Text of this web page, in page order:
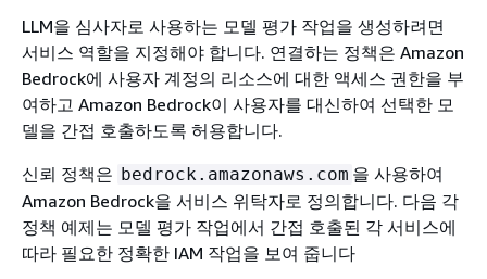
LLM을 심사자로 사용하는 모델 평가 작업을 생성하려면
서비스 역할을 지정해야 합니다. 연결하는 정책은 Amazon
Bedrock에 사용자 계정의 리소스에 대한 액세스 권한을 부
여하고 Amazon Bedrock이 사용자를 대신하여 선택한 모
델을 간접 호출하도록 허용합니다.
신뢰 정책은 bedrock.amazonaws.com 을 사용하여
Amazon Bedrock을 서비스 위탁자로 정의합니다. 다음 각
정책 예제는 모델 평가 작업에서 간접 호출된 각 서비스에
따라 필요한 정확한 IAM 작업을 보여 줍니다